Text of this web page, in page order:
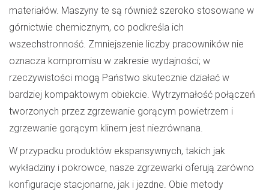
materiałów. Maszyny te są również szeroko stosowane w
górnictwie chemicznym, co podkreśla ich
wszechstronność. Zmniejszenie liczby pracowników nie
oznacza kompromisu w zakresie wydajności; w
rzeczywistości mogą Państwo skutecznie działać w
bardziej kompaktowym obiekcie. Wytrzymałość połączeń
tworzonych przez zgrzewanie gorącym powietrzem i
zgrzewanie gorącym klinem jest niezrównana.
W przypadku produktów ekspansywnych, takich jak
wykładziny i pokrowce, nasze zgrzewarki oferują zarówno
konfiguracje stacjonarne, jak i jezdne. Obie metody